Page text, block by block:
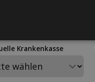
Krankenkasse